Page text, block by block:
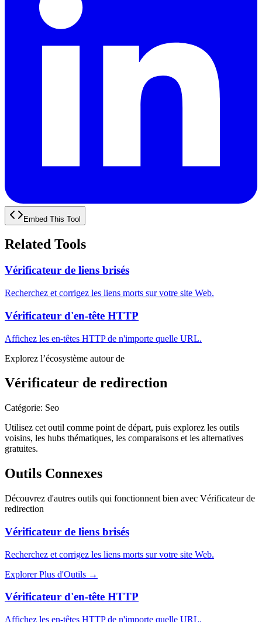
Embed This Tool
Related Tools
Vérificateur de liens brisés
Recherchez et corrigez les liens morts sur votre site Web.
Vérificateur d'en-tête HTTP
Affichez les en-têtes HTTP de n'importe quelle URL.
Explorez l’écosystème autour de
Vérificateur de redirection
Catégorie: Seo
Utilisez cet outil comme point de départ, puis explorez les outils
voisins, les hubs thématiques, les comparaisons et les alternatives
gratuites.
Outils Connexes
Découvrez d'autres outils qui fonctionnent bien avec Vérificateur de
redirection
Vérificateur de liens brisés
Recherchez et corrigez les liens morts sur votre site Web.
Explorer Plus d'Outils →
Vérificateur d'en-tête HTTP
Affichez les en-têtes HTTP de n'importe quelle URL.